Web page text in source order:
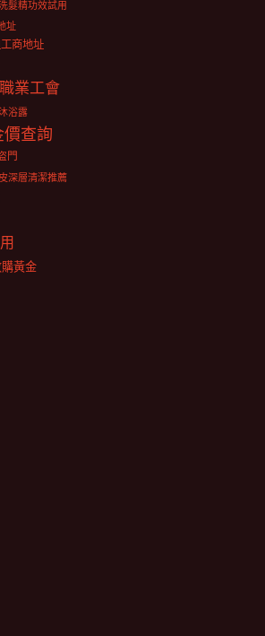
髮精功效試用
址
商地址
職業工會
浴露
價查詢
門
深層清潔推薦
黃金